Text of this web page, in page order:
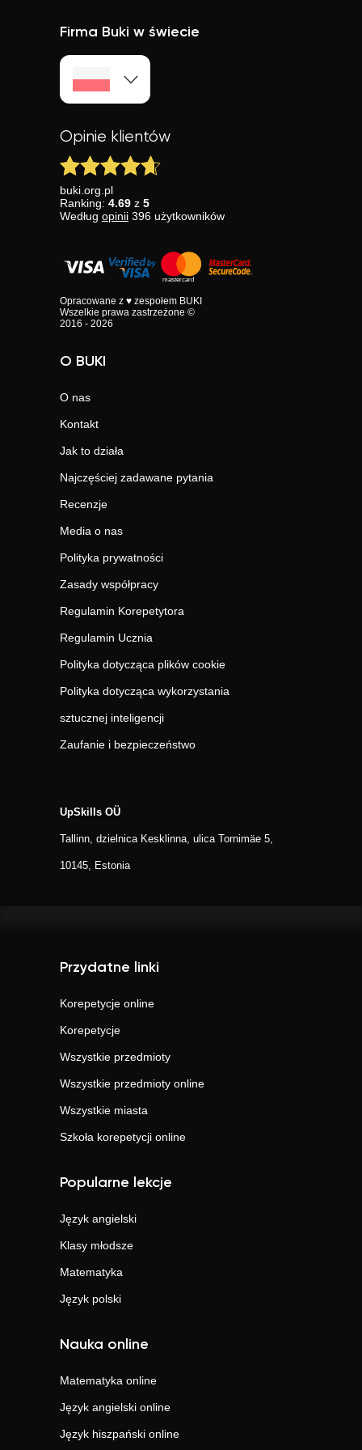
Firma Buki w świecie
Opinie klientów
buki.org.pl
Ranking: 4.69 z 5
Według opinii 396 użytkowników
Opracowane z ♥ zespołem BUKI
Wszelkie prawa zastrzeżone ©
2016 - 2026
O BUKI
O nas
Kontakt
Jak to działa
Najczęściej zadawane pytania
Recenzje
Media o nas
Polityka prywatności
Zasady współpracy
Regulamin Korepetytora
Regulamin Ucznia
Polityka dotycząca plików cookie
Polityka dotycząca wykorzystania
sztucznej inteligencji
Zaufanie i bezpieczeństwo
UpSkills OÜ
Tallinn, dzielnica Kesklinna, ulica Tornimäe 5,
10145, Estonia
Przydatne linki
Korepetycje online
Korepetycje
Wszystkie przedmioty
Wszystkie przedmioty online
Wszystkie miasta
Szkoła korepetycji online
Popularne lekcje
Język angielski
Klasy młodsze
Matematyka
Język polski
Nauka online
Matematyka online
Język angielski online
Język hiszpański online